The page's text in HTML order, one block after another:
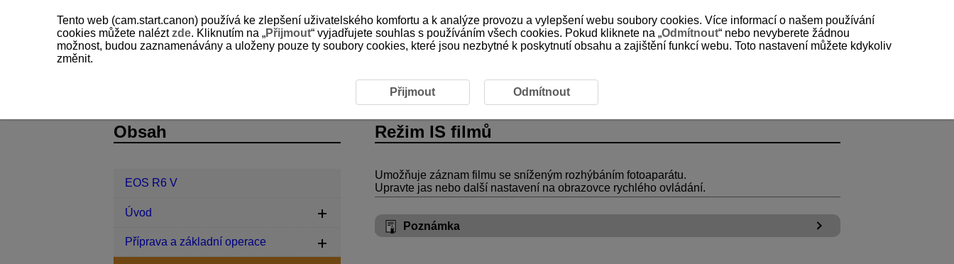
Režim IS filmů
Umožňuje záznam filmu se sníženým rozhýbáním fotoaparátu.
Upravte jas nebo další nastavení na obrazovce rychlého ovládání.
Poznámka
Obsah
EOS R6 V
Úvod
Příprava a základní operace
Tento web (cam.start.canon) používá ke zlepšení uživatelského komfortu a k analýze provozu a vylepšení webu soubory cookies. Více informací o našem používání
cookies můžete naléztzde. Kliknutím na „Přijmout“ vyjadřujete souhlas s používáním všech cookies. Pokud kliknete na „Odmítnout“ nebo nevyberete žádnou
možnost, budou zaznamenávány a uloženy pouze ty soubory cookies, které jsou nezbytné k poskytnutí obsahu a zajištění funkcí webu. Toto nastavení můžete kdykoliv
změnit.
Přijmout Odmítnout